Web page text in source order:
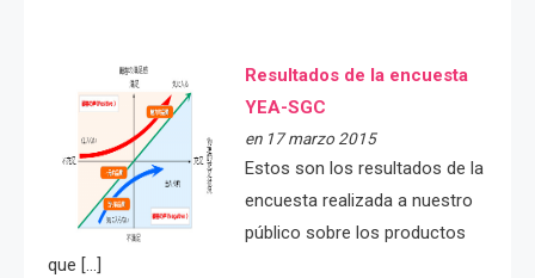
Resultados de la encuesta
YEA-SGC
en 17 marzo 2015
Estos son los resultados de la
encuesta realizada a nuestro
público sobre los productos
que […]